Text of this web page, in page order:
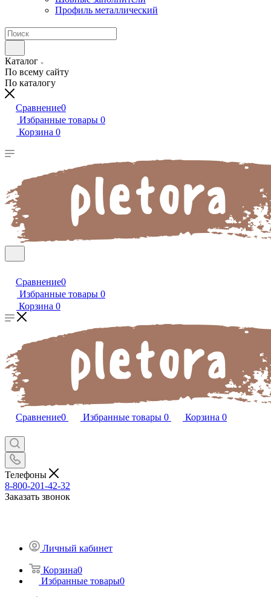
Профиль металлический
Каталог
По всему сайту
По каталогу
Сравнение0
Избранные товары 0
Корзина 0
Сравнение0
Избранные товары 0
Корзина 0
Сравнение0 Избранные товары 0 Корзина 0
Телефоны
8-800-201-42-32
Заказать звонок
Личный кабинет
Корзина0
Избранные товары0